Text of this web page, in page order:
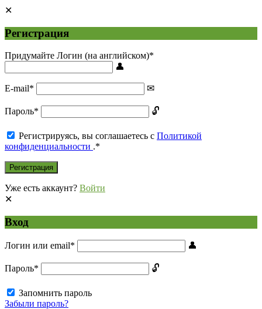
Регистрация
Придумайте Логин (на английском)*
E-mail*
Пароль*
Регистрируясь, вы соглашаетесь с Политикой
конфиденциальности .*
Уже есть аккаунт? Войти
Вход
Логин или email*
Пароль*
Запомнить пароль
Забыли пароль?